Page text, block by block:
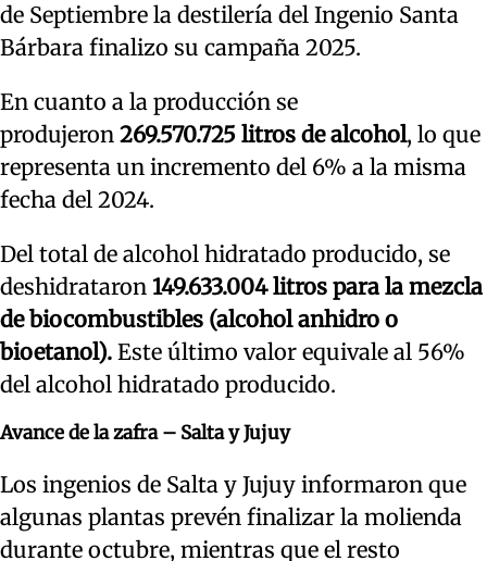
de Septiembre la destilería del Ingenio Santa
Bárbara finalizo su campaña 2025.
En cuanto a la producción se
produjeron 269.570.725 litros de alcohol, lo que
representa un incremento del 6% a la misma
fecha del 2024.
Del total de alcohol hidratado producido, se
deshidrataron 149.633.004 litros para la mezcla
de biocombustibles (alcohol anhidro o
bioetanol). Este último valor equivale al 56%
del alcohol hidratado producido.
Avance de la zafra – Salta y Jujuy
Los ingenios de Salta y Jujuy informaron que
algunas plantas prevén finalizar la molienda
durante octubre, mientras que el resto